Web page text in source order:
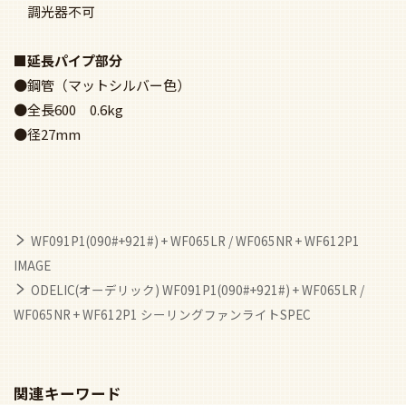
調光器不可
■延長パイプ部分
●鋼管（マットシルバー色）
●全長600 0.6kg
●径27mm
WF091P1(090#+921#) + WF065LR / WF065NR + WF612P1
IMAGE
ODELIC(オーデリック) WF091P1(090#+921#) + WF065LR /
WF065NR + WF612P1 シーリングファンライトSPEC
関連キーワード